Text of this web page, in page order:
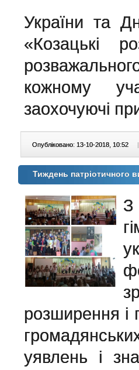
України та
«Козацькі
кожному
заохочуючі
Опубліковано: 13-10-2018, 10:52 |
Тиждень патріотичного
розширення і
уявлень і